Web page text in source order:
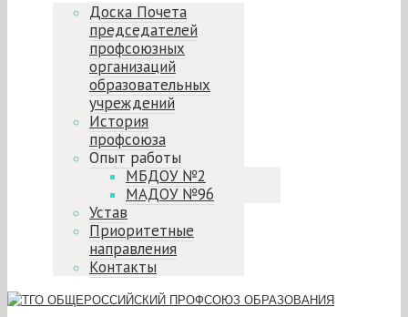
Доска Почета
председателей
профсоюзных
организаций
образовательных
учреждений
История
профсоюза
Опыт работы
МБДОУ №2
МАДОУ №96
Устав
Приоритетные
направления
Контакты